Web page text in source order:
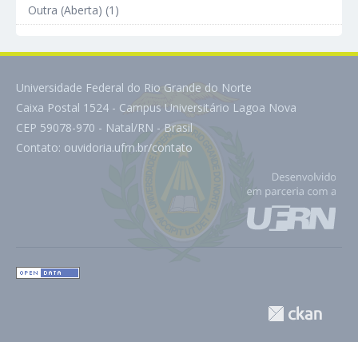
Outra (Aberta) (1)
Universidade Federal do Rio Grande do Norte
Caixa Postal 1524 - Campus Universitário Lagoa Nova
CEP 59078-970 - Natal/RN - Brasil
Contato: ouvidoria.ufrn.br/contato